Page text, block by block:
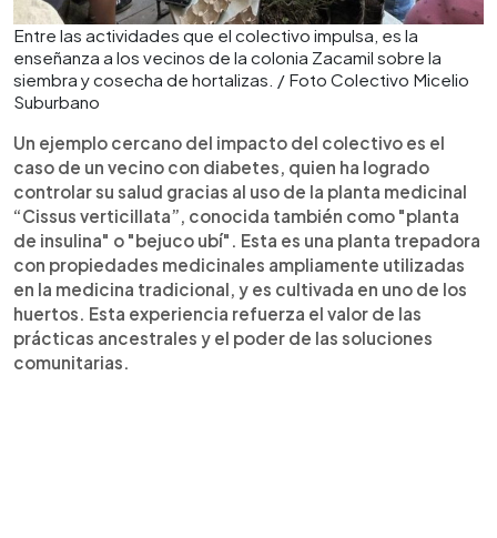
Entre las actividades que el colectivo impulsa, es la
enseñanza a los vecinos de la colonia Zacamil sobre la
siembra y cosecha de hortalizas. / Foto Colectivo Micelio
Suburbano
Un ejemplo cercano del impacto del colectivo es el
caso de un vecino con diabetes, quien ha logrado
controlar su salud gracias al uso de la planta medicinal
“Cissus verticillata”, conocida también como "planta
de insulina" o "bejuco ubí". Esta es una planta trepadora
con propiedades medicinales ampliamente utilizadas
en la medicina tradicional, y es cultivada en uno de los
huertos. Esta experiencia refuerza el valor de las
prácticas ancestrales y el poder de las soluciones
comunitarias.